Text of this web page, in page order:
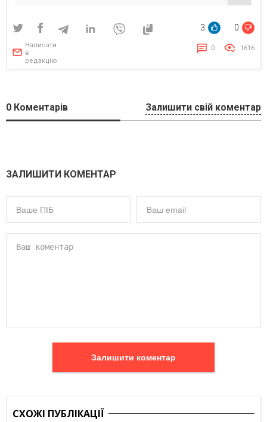
3 0
Написати
в
редакцію
0 1616
0 Коментарів Залишити свій коментар
ЗАЛИШИТИ КОМЕНТАР
Залишити коментар
СХОЖІ ПУБЛІКАЦІЇ